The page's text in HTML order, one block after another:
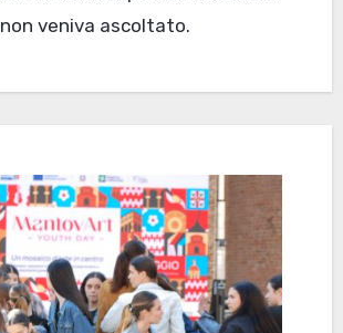
non veniva ascoltato.